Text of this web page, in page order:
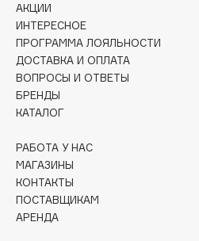
Consly
CosRX
Cottolina
Crescina
Curaprox
D
АКЦИИ
ИНТЕРЕСНОЕ
ПРОГРАММА ЛОЯЛЬНОСТИ
ДОСТАВКА И ОПЛАТА
ВОПРОСЫ И ОТВЕТЫ
БРЕНДЫ
КАТАЛОГ
РАБОТА У НАС
МАГАЗИНЫ
КОНТАКТЫ
ПОСТАВЩИКАМ
АРЕНДА